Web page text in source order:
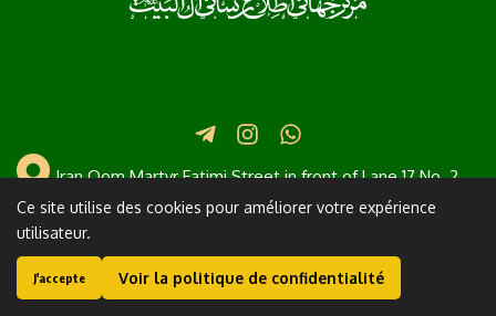
Iran Qom Martyr Fatimi Street in front of Lane 17 No. 2
+982537745111
Ayatollah Sistani
info@al-shia.org
© 2004 – 2025 . Tous droits réservés.
Ce site utilise des cookies pour améliorer votre expérience
utilisateur.
J'accepte Voir la politique de confidentialité